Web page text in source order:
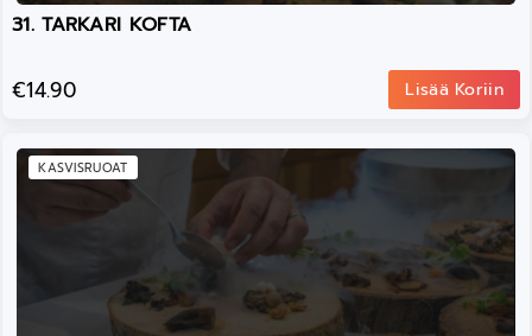
31. TARKARI KOFTA
€14.90 Lisää Koriin
KASVISRUOAT